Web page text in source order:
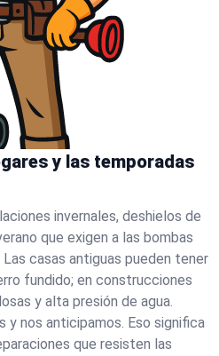
y las temporadas
invernales, deshielos de
que exigen a las bombas
casas antiguas pueden tener
fundido; en construcciones
y alta presión de agua.
nos anticipamos. Eso significa
que resisten las